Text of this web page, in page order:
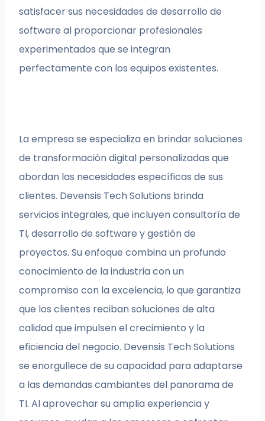
satisfacer sus necesidades de desarrollo de
software al proporcionar profesionales
experimentados que se integran
perfectamente con los equipos existentes.
La empresa se especializa en brindar soluciones
de transformación digital personalizadas que
abordan las necesidades específicas de sus
clientes. Devensis Tech Solutions brinda
servicios integrales, que incluyen consultoría de
TI, desarrollo de software y gestión de
proyectos. Su enfoque combina un profundo
conocimiento de la industria con un
compromiso con la excelencia, lo que garantiza
que los clientes reciban soluciones de alta
calidad que impulsen el crecimiento y la
eficiencia del negocio. Devensis Tech Solutions
se enorgullece de su capacidad para adaptarse
a las demandas cambiantes del panorama de
TI. Al aprovechar su amplia experiencia y